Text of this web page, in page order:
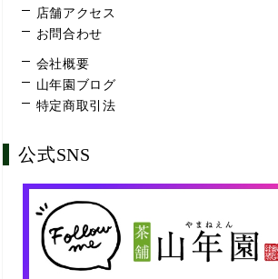
店舗アクセス
お問合わせ
会社概要
山年園ブログ
特定商取引法
公式SNS